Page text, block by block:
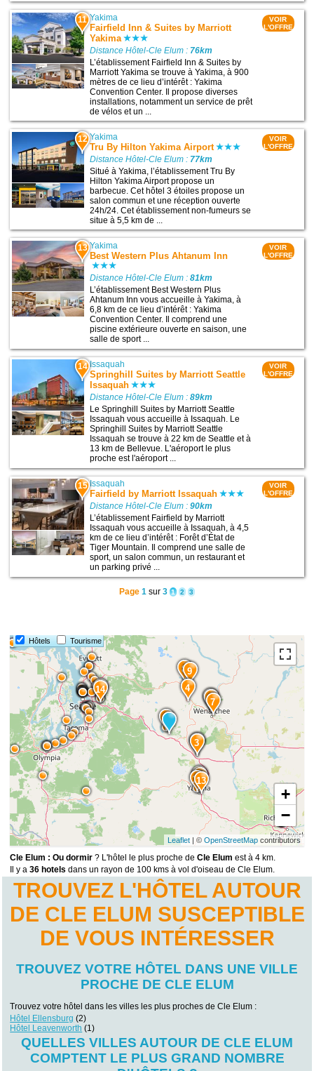
11 Yakima
Fairfield Inn & Suites by Marriott
Yakima
Distance Hôtel-Cle Elum : 76km
L’établissement Fairfield Inn & Suites by
Marriott Yakima se trouve à Yakima, à 900
mètres de ce lieu d’intérêt : Yakima
Convention Center. Il propose diverses
installations, notamment un service de prêt
de vélos et un ...
VOIR
L'OFFRE
12 Yakima
Tru By Hilton Yakima Airport
Distance Hôtel-Cle Elum : 77km
Situé à Yakima, l’établissement Tru By
Hilton Yakima Airport propose un
barbecue. Cet hôtel 3 étoiles propose un
salon commun et une réception ouverte
24h/24. Cet établissement non-fumeurs se
situe à 5,5 km de ...
VOIR
L'OFFRE
13 Yakima
Best Western Plus Ahtanum Inn
Distance Hôtel-Cle Elum :81km
L’établissement Best Western Plus
Ahtanum Inn vous accueille à Yakima, à
6,8 km de ce lieu d’intérêt : Yakima
Convention Center. Il comprend une
piscine extérieure ouverte en saison, une
salle de sport ...
VOIR
L'OFFRE
14 Issaquah
Springhill Suites by Marriott Seattle
Issaquah
Distance Hôtel-Cle Elum :89km
Le Springhill Suites by Marriott Seattle
Issaquah vous accueille à Issaquah. Le
Springhill Suites by Marriott Seattle
Issaquah se trouve à 22 km de Seattle et à
13 km de Bellevue. L'aéroport le plus
proche est l'aéroport ...
VOIR
L'OFFRE
15 Issaquah
Fairfield by Marriott Issaquah
Distance Hôtel-Cle Elum :90km
L’établissement Fairfield by Marriott
Issaquah vous accueille à Issaquah, à 4,5
km de ce lieu d’intérêt : Forêt d’État de
Tiger Mountain. Il comprend une salle de
sport, un salon commun, un restaurant et
un parking privé ...
VOIR
L'OFFRE
Page 1 sur 3 1 2 3
Hôtels Tourisme
15
14
13
12
11
10
9
8
7
6
5
4
3
2
1
+
−
Leaflet| © OpenStreetMapcontributors
Cle Elum : Ou dormir ? L'hôtel le plus proche deCle Elum est à 4 km.
Il y a36 hotels dans un rayon de 100 kms à vol d'oiseau de Cle Elum.
TROUVEZ L'HÔTEL AUTOUR
DE CLE ELUM SUSCEPTIBLE
DE VOUS INTÉRESSER
TROUVEZ VOTRE HÔTEL DANS UNE VILLE
PROCHE DE CLE ELUM
Trouvez votre hôtel dans les villes les plus proches de Cle Elum :
Hôtel Ellensburg (2)
Hôtel Leavenworth (1)
QUELLES VILLES AUTOUR DE CLE ELUM
COMPTENT LE PLUS GRAND NOMBRE